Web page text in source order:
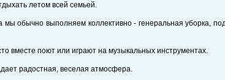
летом всей семьей.
мы обычно выполняем коллективно - генеральная уборка,
вместе поют или играют на музыкальных инструментах.
радостная, веселая атмосфера.